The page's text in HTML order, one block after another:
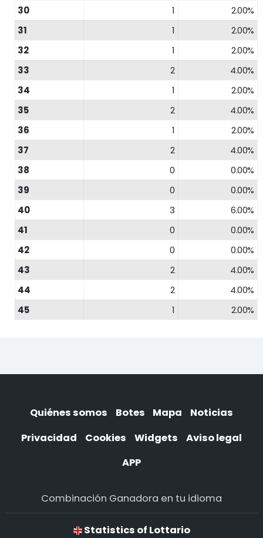
30
1
2.00%
31
1
2.00%
32
1
2.00%
33
2
4.00%
34
1
2.00%
35
2
4.00%
36
1
2.00%
37
2
4.00%
38
0
0.00%
39
0
0.00%
40
3
6.00%
41
0
0.00%
42
0
0.00%
43
2
4.00%
44
2
4.00%
45
1 2.00%
Quiénes somos Botes Mapa
Noticias
Privacidad
Cookies Widgets
Aviso legal
APP
Combinación Ganadora en tu idioma
Statistics of Lottario